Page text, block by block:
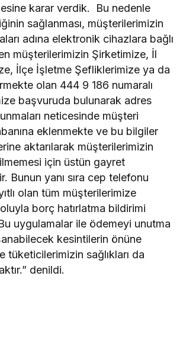
karar verdik. Bu nedenle
sağlanması, müşterilerimizin
adına elektronik cihazlara bağlı
müşterilerimizin Şirketimize, İl
İlçe İşletme Şefliklerimize ya da
olan 444 9 186 numaralı
başvuruda bulunarak adres
neticesinde müşteri
eklenmekte ve bu bilgiler
aktarılarak müşterilerimizin
için üstün gayret
Bunun yanı sıra cep telefonu
olan tüm müşterilerimize
borç hatırlatma bildirimi
uygulamalar ile ödemeyi unutma
kesintilerin önüne
tüketicilerimizin sağlıkları da
denildi.